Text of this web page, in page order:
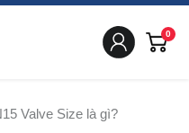
0
Valve Size là gì?